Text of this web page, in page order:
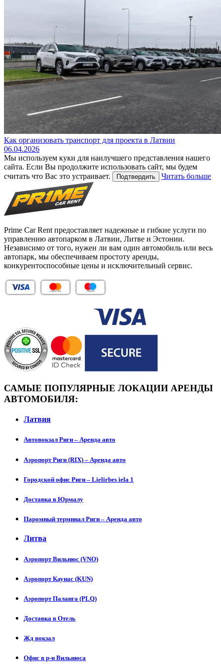
Как организовать транспорт для проекта в Латвии
06.04.2026
Мы используем куки для наилучшего представления нашего
сайта. Если Вы продолжите использовать сайт, мы будем
считать что Вас это устраивает.
Подтвердить Читать больше
Prime Car Rent предоставляет надежные и гибкие услуги по
управлению автопарком в Латвии, Литве и Эстонии.
Независимо от того, нужен ли вам один автомобиль или весь
автопарк, мы обеспечиваем простоту аренды,
конкурентоспособные цены и исключительный сервис.
САМЫЕ ПОПУЛЯРНЫЕ ЛОКАЦИИ АРЕНДЫ
АВТОМОБИЛЯ:
Латвия
Автовокзал Риги – Аренда авто
Аэропорт Риги (RIX) – Аренда авто
Городской офис Риги – Lielirbes iela 1
Доставка в Юрмалу
Паромный терминал Риги – Аренда авто
Литва
Аэропорт Вильнюс (VNO)
Аэропорт Каунас (KUN)
Аэропорт Паланга (PLQ)
Доставка в Отель
Жд вокзал
Офис в р-н Вильнюса